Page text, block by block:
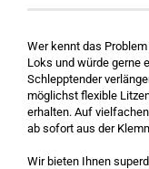
Wer kennt das
Loks und würde gerne
Schlepptender
möglichst flexible
erhalten. Auf
ab sofort aus der
Wir bieten Ihnen